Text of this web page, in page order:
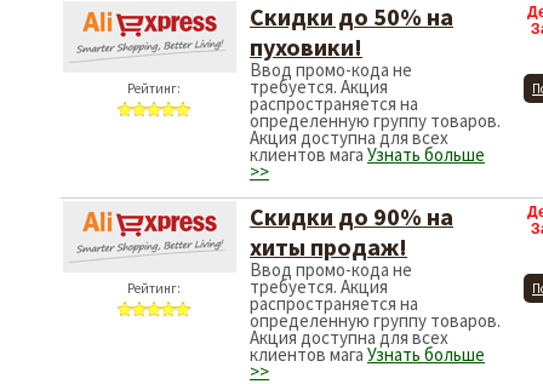
Рейтинг:
Скидки до 50% на
пуховики!
Ввод промо-кода не
требуется. Акция
распространяется на
определенную группу товаров.
Акция доступна для всех
клиентов мага Узнать больше
>>
Рейтинг:
Скидки до 90% на
хиты продаж!
Ввод промо-кода не
требуется. Акция
распространяется на
определенную группу товаров.
Акция доступна для всех
клиентов мага Узнать больше
>>